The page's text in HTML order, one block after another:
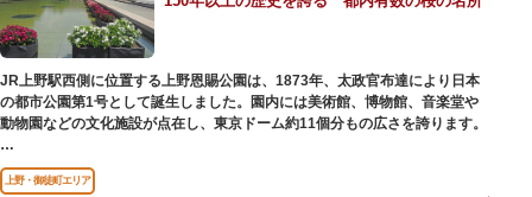
対象とした油彩・アクリル、水彩、日本画のクラスや、週末に受講できる単
発講座などを開催しています。
JR上野駅西側に位置する上野恩賜公園は、1873年、太政官布達により日本
の都市公園第1号として誕生しました。園内には美術館、博物館、音楽堂や
動物園などの文化施設が点在し、東京ドーム約11個分もの広さを誇ります。
ソメイヨシノやヤマザクラなど約1,200本の桜が植えられた園内は、桜の名
所としても有名。シーズンにはライトアップされた夜桜が一層風情を添え、
上野・御徒町エリア